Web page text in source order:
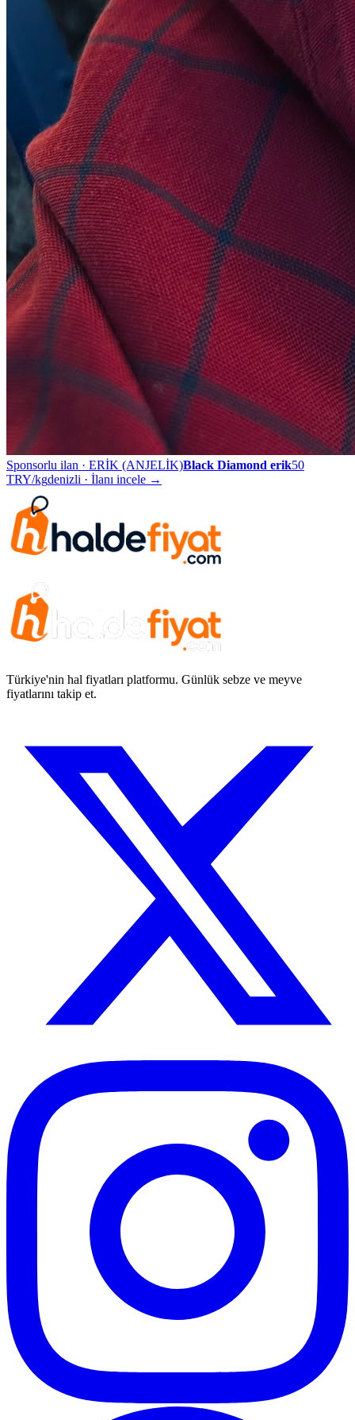
Sponsorlu ilan · ERİK (ANJELİK)Black Diamond erik50
TRY/kgdenizli · İlanı incele →
Türkiye'nin hal fiyatları platformu. Günlük sebze ve meyve
fiyatlarını takip et.